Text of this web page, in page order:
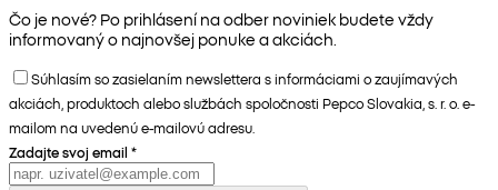
Čo je nové? Po prihlásení na odber noviniek budete vždy
informovaný o najnovšej ponuke a akciách.
Súhlasím so zasielaním newslettera s informáciami o zaujímavých
akciách, produktoch alebo službách spoločnosti Pepco Slovakia, s. r. o. e-
mailom na uvedenú e-mailovú adresu.
Zadajte svoj email *